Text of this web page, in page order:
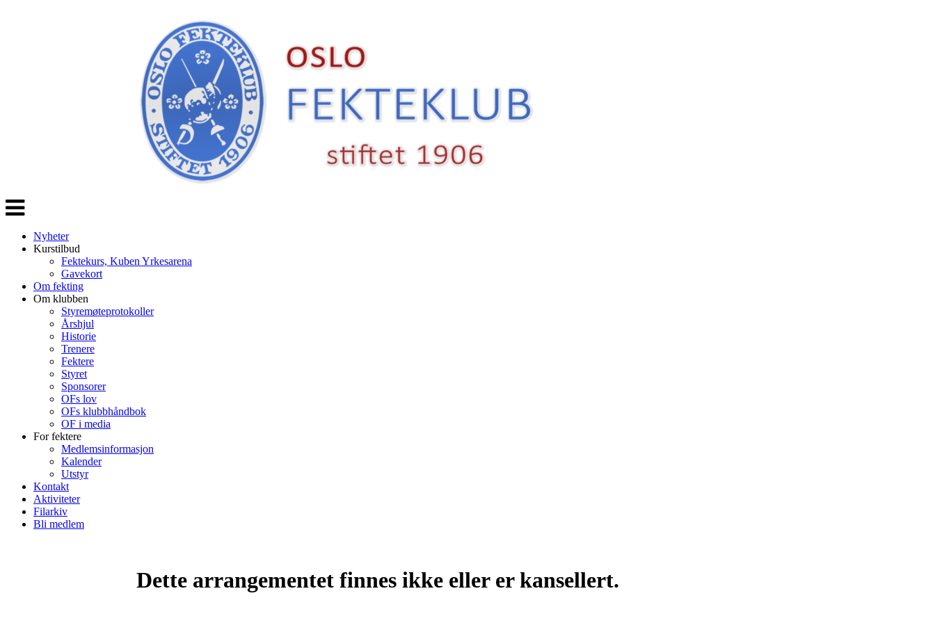
Veksle
navigasjon
Nyheter
Kurstilbud
Fektekurs, Kuben Yrkesarena
Gavekort
Om fekting
Om klubben
Styremøteprotokoller
Årshjul
Historie
Trenere
Fektere
Styret
Sponsorer
OFs lov
OFs klubbhåndbok
OF i media
For fektere
Medlemsinformasjon
Kalender
Utstyr
Kontakt
Aktiviteter
Filarkiv
Bli medlem
Dette arrangementet finnes ikke eller er kansellert.